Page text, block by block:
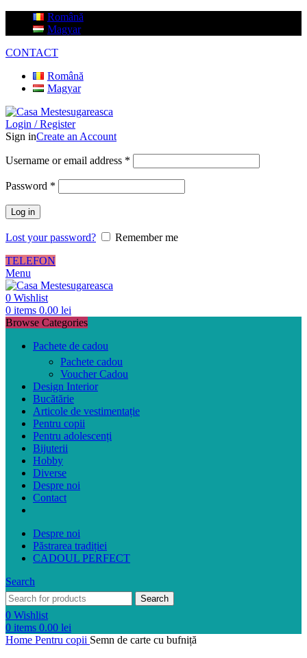
Română
Magyar
CONTACT
Română
Magyar
Login / Register
Sign inCreate an Account
Username or email address *
Password *
Log in
Lost your password?
Remember me
TELEFON
Menu
0 Wishlist
0 items 0.00 lei
Browse Categories
Pachete de cadou
Pachete cadou
Voucher Cadou
Design Interior
Bucătărie
Articole de vestimentație
Pentru copii
Pentru adolescenți
Bijuterii
Hobby
Diverse
Despre noi
Contact
Despre noi
Păstrarea tradiției
CADOUL PERFECT
Search
Search
0 Wishlist
0 items 0.00 lei
Home Pentru copii Semn de carte cu bufniță